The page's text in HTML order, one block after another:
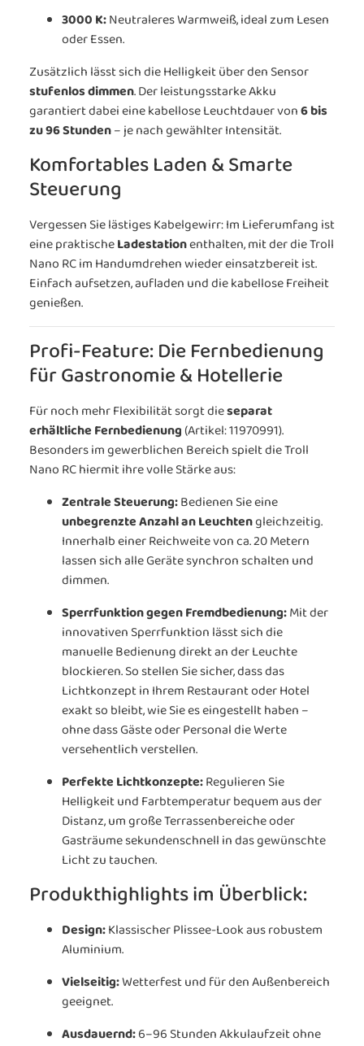
3000 K:Neutraleres Warmweiß, ideal zum Lesen
oder Essen.
Zusätzlich lässt sich die Helligkeit über den Sensor
stufenlos dimmen. Der leistungsstarke Akku
garantiert dabei eine kabellose Leuchtdauer von6 bis
zu 96 Stunden– je nach gewählter Intensität.
Komfortables Laden & Smarte
Steuerung
Vergessen Sie lästiges Kabelgewirr: Im Lieferumfang ist
eine praktischeLadestationenthalten, mit der die Troll
Nano RC im Handumdrehen wieder einsatzbereit ist.
Einfach aufsetzen, aufladen und die kabellose Freiheit
genießen.
Profi-Feature: Die Fernbedienung
für Gastronomie & Hotellerie
Für noch mehr Flexibilität sorgt dieseparat
erhältliche Fernbedienung(Artikel: 11970991).
Besonders im gewerblichen Bereich spielt die Troll
Nano RC hiermit ihre volle Stärke aus:
Zentrale Steuerung:Bedienen Sie eine
unbegrenzte Anzahl an Leuchtengleichzeitig.
Innerhalb einer Reichweite von ca. 20 Metern
lassen sich alle Geräte synchron schalten und
dimmen.
Sperrfunktion gegen Fremdbedienung:Mit der
innovativen Sperrfunktion lässt sich die
manuelle Bedienung direkt an der Leuchte
blockieren. So stellen Sie sicher, dass das
Lichtkonzept in Ihrem Restaurant oder Hotel
exakt so bleibt, wie Sie es eingestellt haben –
ohne dass Gäste oder Personal die Werte
versehentlich verstellen.
Perfekte Lichtkonzepte:Regulieren Sie
Helligkeit und Farbtemperatur bequem aus der
Distanz, um große Terrassenbereiche oder
Gasträume sekundenschnell in das gewünschte
Licht zu tauchen.
Produkthighlights im Überblick:
Design:Klassischer Plissee-Look aus robustem
Aluminium.
Vielseitig:Wetterfest und für den Außenbereich
geeignet.
Ausdauernd:6–96 Stunden Akkulaufzeit ohne